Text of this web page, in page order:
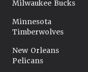
Milwaukee Bucks
Minnesota
Timberwolves
New Orleans
Pelicans